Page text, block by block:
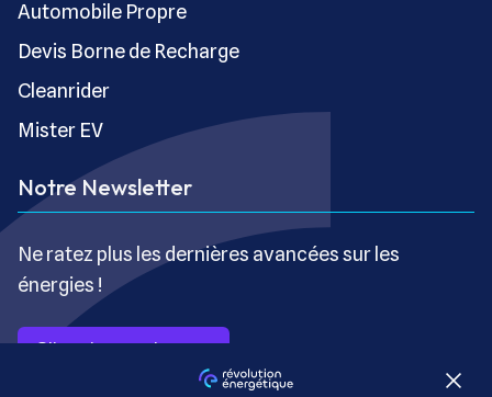
Automobile Propre
Devis Borne de Recharge
Cleanrider
Mister EV
Notre Newsletter
Ne ratez plus les dernières avancées sur les
énergies !
S’inscrire gratuitement